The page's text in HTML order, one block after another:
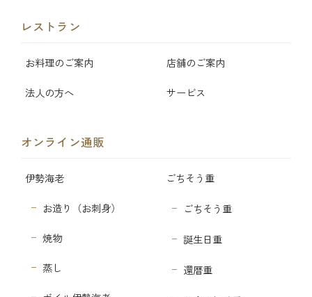
レストラン
お料理のご案内 店舗のご案内
法人の方へ サービス
オンライン通販
伊勢海老
お造り（お刺身）
焼物
蒸し
ごちそう重
ごちそう重
誕生日重
還暦重